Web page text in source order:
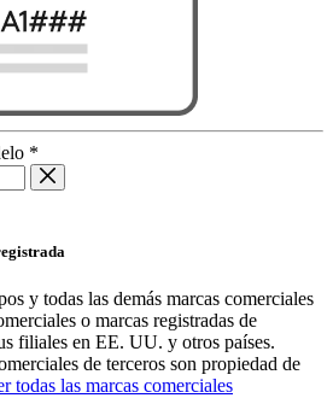
*
y todas las demás marcas comerciales
o marcas registradas de
filiales en EE. UU. y otros países.
de terceros son propiedad de
todas las marcas comerciales